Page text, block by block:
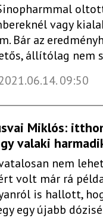
vagy
Bár az
állítólag nem
09:50
Miklós:
valaki
nem
volt már rá
is hallott,
egy újabb